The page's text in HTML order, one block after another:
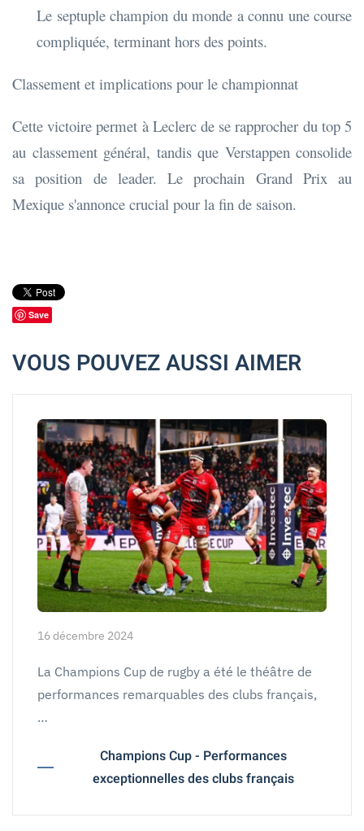
Le septuple champion du monde a connu une course
compliquée, terminant hors des points.
Classement et implications pour le championnat
Cette victoire permet à Leclerc de se rapprocher du top 5
au classement général, tandis que Verstappen consolide
sa position de leader. Le prochain Grand Prix au
Mexique s'annonce crucial pour la fin de saison.
Save
VOUS POUVEZ AUSSI AIMER
16 décembre 2024
La Champions Cup de rugby a été le théâtre de
performances remarquables des clubs français,
…
Champions Cup - Performances
exceptionnelles des clubs français